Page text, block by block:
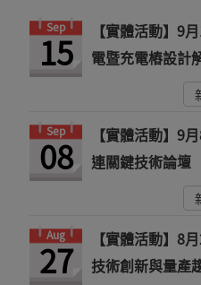
Sep
15
【實體活動】9
電暨充電樁設計
Sep
08
【實體活動】9
連關鍵技術論壇
Aug
27
【實體活動】8
技術創新與量產